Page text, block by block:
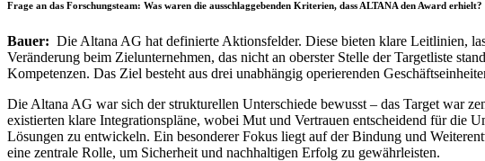
Frage an das Forschungsteam: Was waren die ausschlaggebenden Kriterien, dass ALTANA den Award erhielt?
Bauer: Die Altana AG hat definierte Aktionsfelder. Diese bieten klare Leitlinien,
Veränderung beim Zielunternehmen, das nicht an oberster Stelle der Targetliste
Kompetenzen. Das Ziel besteht aus drei unabhängig operierenden
Die Altana AG war sich der strukturellen Unterschiede bewusst – das Target war
existierten klare Integrationspläne, wobei Mut und Vertrauen entscheidend für die
Lösungen zu entwickeln. Ein besonderer Fokus liegt auf der Bindung und
eine zentrale Rolle, um Sicherheit und nachhaltigen Erfolg zu gewährleisten.